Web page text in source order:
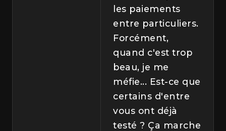
les paiements
entre particuliers.
Forcément,
quand c'est trop
beau, je me
méfie... Est-ce que
certains d'entre
vous ont déjà
testé ? Ça marche